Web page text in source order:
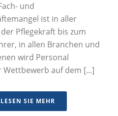
und
ist in aller
Pflegekraft bis zum
in allen Branchen und
wird Personal
Wettbewerb auf dem [...]
LESEN SIE MEHR